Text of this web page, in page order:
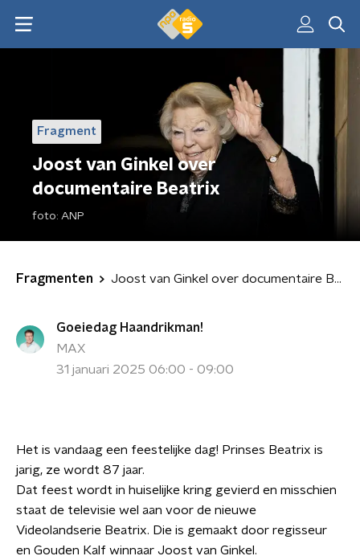
Fragment
Joost van Ginkel over
documentaire Beatrix
foto: ANP
Fragmenten Joost van Ginkel over documentaire Beatrix
Goeiedag Haandrikman!
MAX
31 januari 2025 06:00 - 09:00
Het is vandaag een feestelijke dag! Prinses Beatrix is
jarig, ze wordt 87 jaar.
Dat feest wordt in huiselijke kring gevierd en misschien
staat de televisie wel aan voor de nieuwe
Videolandserie Beatrix. Die is gemaakt door regisseur
en Gouden Kalf winnaar Joost van Ginkel.